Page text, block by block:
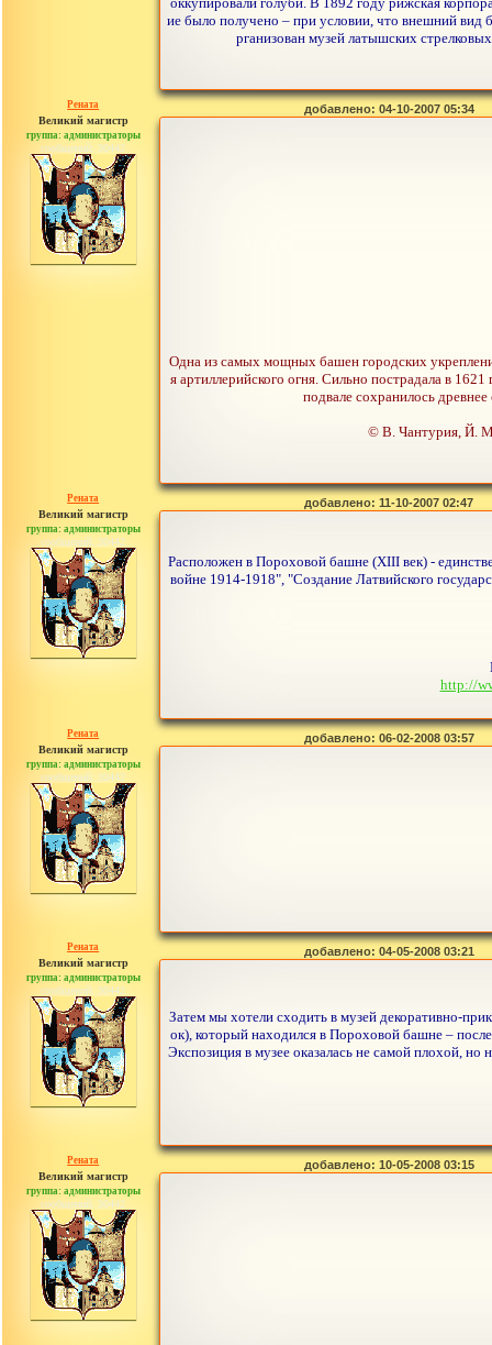
ие было получено – при условии, что внешний вид
рганизован музей латышских
Рената
Великий магистр
группа: администраторы
сообщений: 30442
добавлено: 04-10-2007 05:34
Одна из самых мощных башен городских
я артиллерийского огня. Сильно пострадала в
подвале сохранилось
© В. Чантурия, Й.
Рената
Великий магистр
группа: администраторы
сообщений: 30442
добавлено: 11-10-2007 02:47
Расположен в Пороховой башне (XIII век) -
войне 1914-1918", "Создание Латвийского
http://
Рената
Великий магистр
группа: администраторы
сообщений: 30442
добавлено: 06-02-2008 03:57
Рената
Великий магистр
группа: администраторы
сообщений: 30442
добавлено: 04-05-2008 03:21
Затем мы хотели сходить в музей декоративно-
ок), который находился в Пороховой башне –
Экспозиция в музее оказалась не самой плохой,
Рената
Великий магистр
группа: администраторы
сообщений: 30442
добавлено: 10-05-2008 03:15